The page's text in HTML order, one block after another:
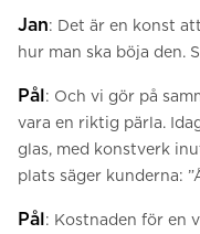
Jan: Det är en konst
hur man ska böja den.
Pål: Och vi gör på
vara en riktig pärla.
glas, med konstverk
plats säger kunderna:
Pål: Kostnaden för en